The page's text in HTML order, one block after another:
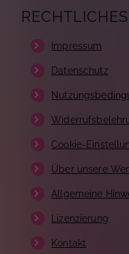
RECHTLICHES
Impressum
Datenschutz
Cookie-
Über unsere
Allgemeine
Lizenzierung
Kontakt